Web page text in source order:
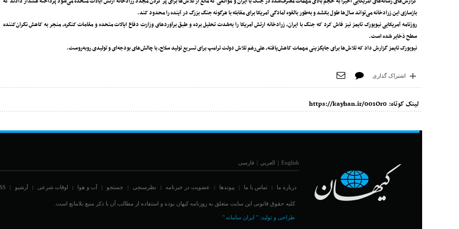
بازسازی این زرادخانه می‌تواند سال‌ها طول بکشد و به‌طور بالقوه آمادگی آمریکا برای مقابله با هرگونه جنگ بزرگ در آینده را محدود کند.
روزنامه آمریکایی نیویورک تایمز نیز فاش کرد که جنگ با ایران، زرادخانه ارتش آمریکا را به‌شدت تحلیل برده و طبق برآوردهای وزارت دفاع ایالات متحده و مقامات کنگره، منجر به کاهش نگران‌کننده
سطح ذخایر شده است.
نیویورک تایمز گزارش داد که تلاش‌ها برای جایگزینی مهمات کاهش‌یافته، علی‌رغم تلاش دولت ترامپ برای تسریع تولید سلاح، با چالش‌های بودجه‌ای و تولیدی روبه‌روست.
اشتراک گذاری
لینک کوتاه: https://kayhan.ir/001Or0
English
| العربي | فارسی
درباره ما | تماس با ما | پیوندها | عضویت در خبرنامه | نظرسنجی | جستجو | آب و هوا | اوقات شرعی | آرشیو |
کلیه حقوق قانونی این سایت متعلق به روزنامه کیهان بوده و استفاده از مطالب آن با ذکر منبع بلامانع است.
طراحی و تولید: " ایران سامانه "